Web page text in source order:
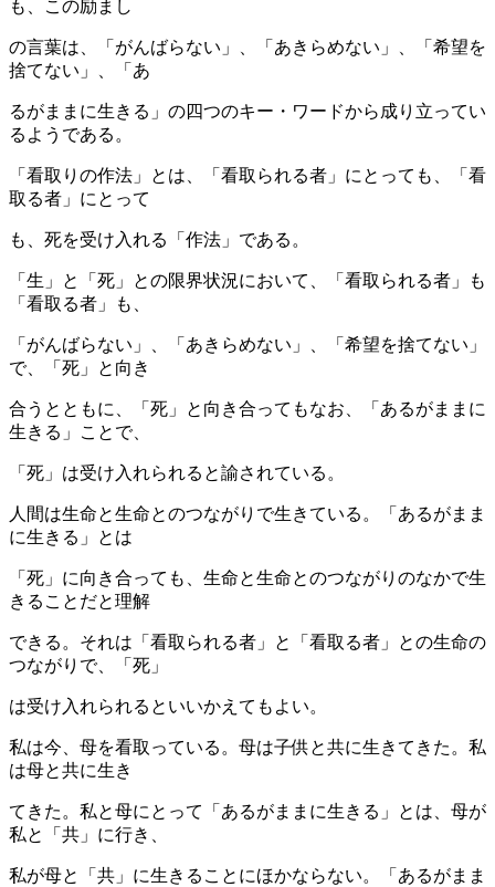
も、この励まし
の言葉は、「がんばらない」、「あきらめない」、「希望を
捨てない」、「あ
るがままに生きる」の四つのキー・ワードから成り立ってい
るようである。
「看取りの作法」とは、「看取られる者」にとっても、「看
取る者」にとって
も、死を受け入れる「作法」である。
「生」と「死」との限界状況において、「看取られる者」も
「看取る者」も、
「がんばらない」、「あきらめない」、「希望を捨てない」
で、「死」と向き
合うとともに、「死」と向き合ってもなお、「あるがままに
生きる」ことで、
「死」は受け入れられると諭されている。
人間は生命と生命とのつながりで生きている。「あるがまま
に生きる」とは
「死」に向き合っても、生命と生命とのつながりのなかで生
きることだと理解
できる。それは「看取られる者」と「看取る者」との生命の
つながりで、「死」
は受け入れられるといいかえてもよい。
私は今、母を看取っている。母は子供と共に生きてきた。私
は母と共に生き
てきた。私と母にとって「あるがままに生きる」とは、母が
私と「共」に行き、
私が母と「共」に生きることにほかならない。「あるがまま